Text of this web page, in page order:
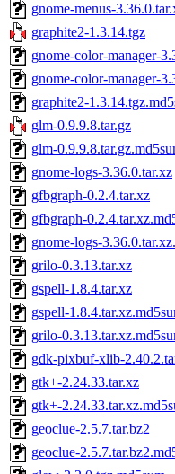
gnome-menus-
graphite2-1.3.14.tgz
gnome-color-manager-
gnome-color-manager-
graphite2-
glm-0.9.9.8.tar.gz
glm-
gnome-logs-3.36.0.tar.xz
gfbgraph-0.2.4.tar.xz
gfbgraph-
gnome-logs-
grilo-0.3.13.tar.xz
gspell-1.8.4.tar.xz
gspell-
grilo-
gdk-pixbuf-xlib-
gtk+-2.24.33.tar.xz
gtk+-
geoclue-2.5.7.tar.bz2
geoclue-